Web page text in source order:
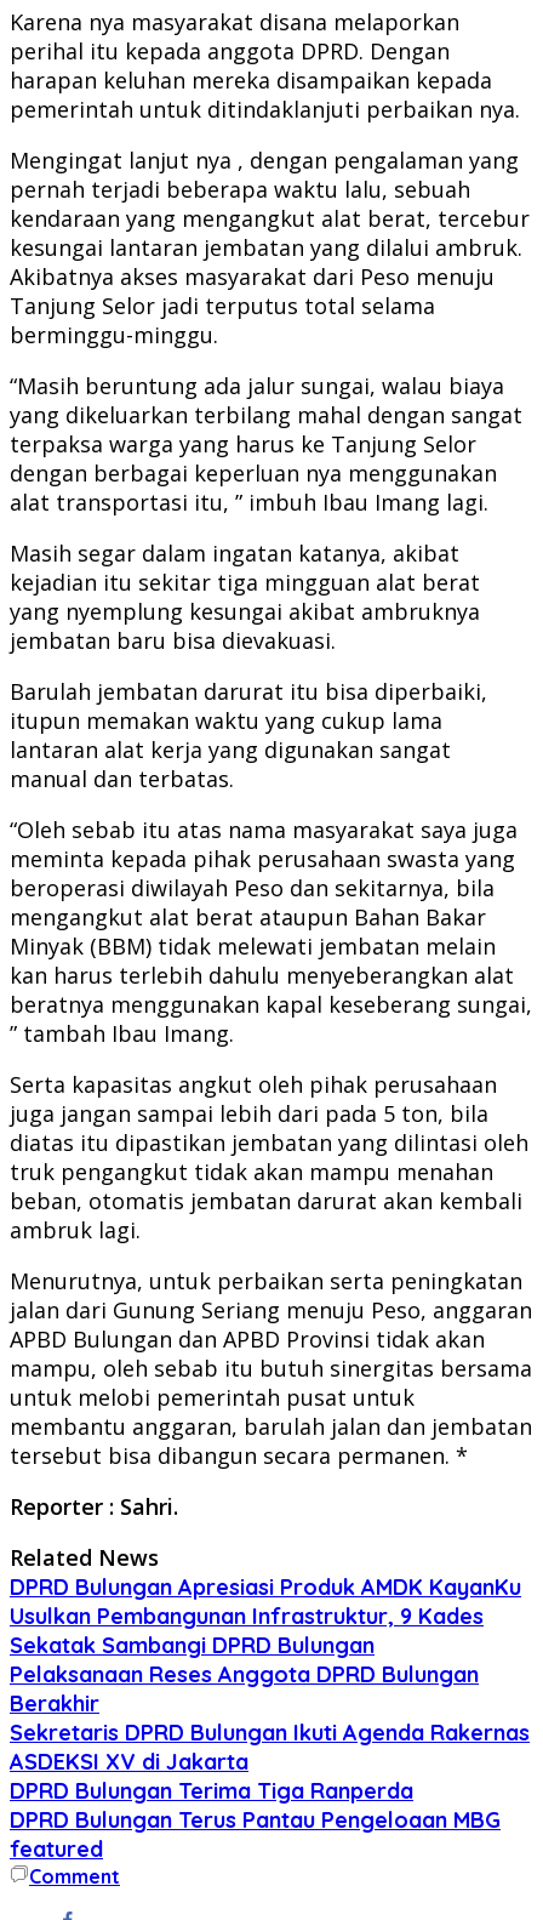
Karena nya masyarakat disana melaporkan
perihal itu kepada anggota DPRD. Dengan
harapan keluhan mereka disampaikan kepada
pemerintah untuk ditindaklanjuti perbaikan nya.
Mengingat lanjut nya , dengan pengalaman yang
pernah terjadi beberapa waktu lalu, sebuah
kendaraan yang mengangkut alat berat, tercebur
kesungai lantaran jembatan yang dilalui ambruk.
Akibatnya akses masyarakat dari Peso menuju
Tanjung Selor jadi terputus total selama
berminggu-minggu.
“Masih beruntung ada jalur sungai, walau biaya
yang dikeluarkan terbilang mahal dengan sangat
terpaksa warga yang harus ke Tanjung Selor
dengan berbagai keperluan nya menggunakan
alat transportasi itu, ” imbuh Ibau Imang lagi.
Masih segar dalam ingatan katanya, akibat
kejadian itu sekitar tiga mingguan alat berat
yang nyemplung kesungai akibat ambruknya
jembatan baru bisa dievakuasi.
Barulah jembatan darurat itu bisa diperbaiki,
itupun memakan waktu yang cukup lama
lantaran alat kerja yang digunakan sangat
manual dan terbatas.
“Oleh sebab itu atas nama masyarakat saya juga
meminta kepada pihak perusahaan swasta yang
beroperasi diwilayah Peso dan sekitarnya, bila
mengangkut alat berat ataupun Bahan Bakar
Minyak (BBM) tidak melewati jembatan melain
kan harus terlebih dahulu menyeberangkan alat
beratnya menggunakan kapal keseberang sungai,
” tambah Ibau Imang.
Serta kapasitas angkut oleh pihak perusahaan
juga jangan sampai lebih dari pada 5 ton, bila
diatas itu dipastikan jembatan yang dilintasi oleh
truk pengangkut tidak akan mampu menahan
beban, otomatis jembatan darurat akan kembali
ambruk lagi.
Menurutnya, untuk perbaikan serta peningkatan
jalan dari Gunung Seriang menuju Peso, anggaran
APBD Bulungan dan APBD Provinsi tidak akan
mampu, oleh sebab itu butuh sinergitas bersama
untuk melobi pemerintah pusat untuk
membantu anggaran, barulah jalan dan jembatan
tersebut bisa dibangun secara permanen. *
Reporter : Sahri.
Related News
DPRD Bulungan Apresiasi Produk AMDK KayanKu
Usulkan Pembangunan Infrastruktur, 9 Kades
Sekatak Sambangi DPRD Bulungan
Pelaksanaan Reses Anggota DPRD Bulungan
Berakhir
Sekretaris DPRD Bulungan Ikuti Agenda Rakernas
ASDEKSI XV di Jakarta
DPRD Bulungan Terima Tiga Ranperda
DPRD Bulungan Terus Pantau Pengeloaan MBG
featured
Comment